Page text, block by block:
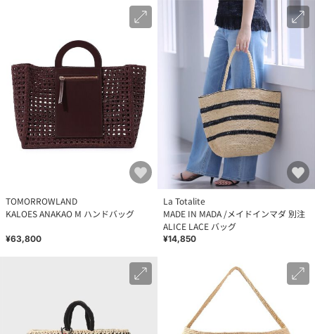
TOMORROWLAND
KALOES ANAKAO M ハンドバッグ
¥63,800
La Totalite
MADE IN MADA /メイドインマダ 別注
ALICE LACE バッグ
¥14,850